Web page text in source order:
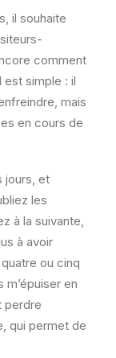
il souhaite
comment
est simple : il
mais
en cours de
jours, et
les
à la suivante,
à avoir
ou cinq
en
perdre
qui permet de